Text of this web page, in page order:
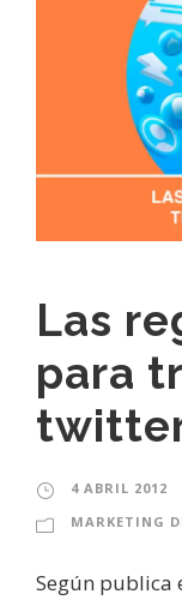
Las
para
4 ABRIL 2012
MARKETING
Según publica